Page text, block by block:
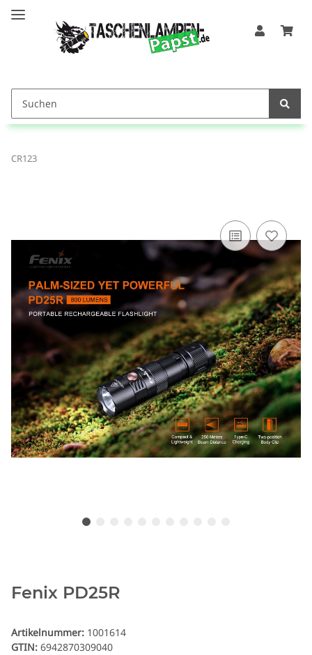
CR123
Fenix PD25R
Artikelnummer: 1001614
GTIN: 6942870309040